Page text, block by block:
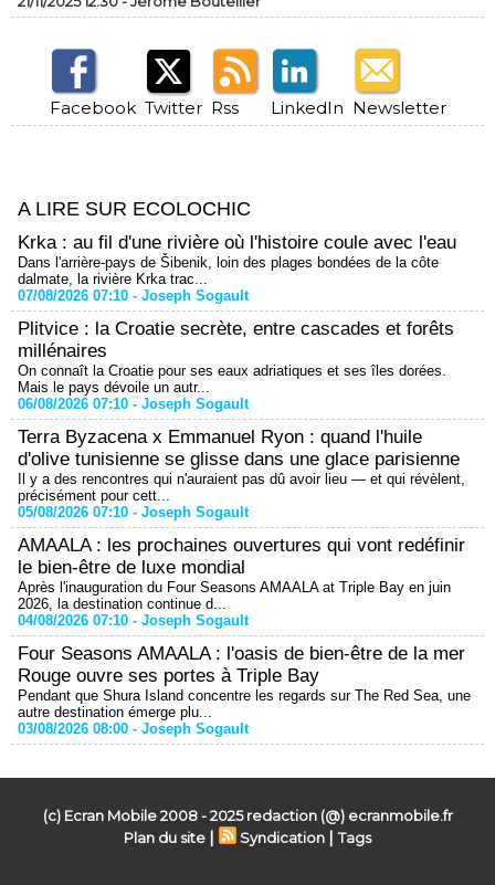
Facebook Twitter Rss LinkedIn Newsletter
A LIRE SUR ECOLOCHIC
Krka : au fil d'une rivière où l'histoire coule avec l'eau
Dans l'arrière-pays de Šibenik, loin des plages bondées de la côte
dalmate, la rivière Krka trac...
07/08/2026 07:10 - Joseph Sogault
Plitvice : la Croatie secrète, entre cascades et forêts
millénaires
On connaît la Croatie pour ses eaux adriatiques et ses îles dorées.
Mais le pays dévoile un autr...
06/08/2026 07:10 - Joseph Sogault
Terra Byzacena x Emmanuel Ryon : quand l'huile
d'olive tunisienne se glisse dans une glace parisienne
Il y a des rencontres qui n'auraient pas dû avoir lieu — et qui révèlent,
précisément pour cett...
05/08/2026 07:10 - Joseph Sogault
AMAALA : les prochaines ouvertures qui vont redéfinir
le bien-être de luxe mondial
Après l'inauguration du Four Seasons AMAALA at Triple Bay en juin
2026, la destination continue d...
04/08/2026 07:10 - Joseph Sogault
Four Seasons AMAALA : l'oasis de bien-être de la mer
Rouge ouvre ses portes à Triple Bay
Pendant que Shura Island concentre les regards sur The Red Sea, une
autre destination émerge plu...
03/08/2026 08:00 - Joseph Sogault
(c) Ecran Mobile 2008 - 2025 redaction (@) ecranmobile.fr
Plan du site | Syndication |Tags